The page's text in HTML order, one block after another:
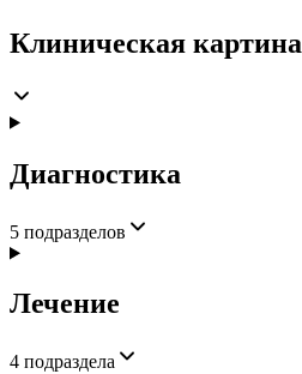
Клиническая картина
Диагностика
5 подразделов
Лечение
4 подраздела